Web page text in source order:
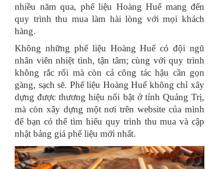
nhiều năm qua, phế liệu Hoàng Huế mang đến
quy trình thu mua làm hài lòng với mọi khách
hàng.
Không những phế liệu Hoàng Huế có đội ngũ
nhân viên nhiệt tình, tận tâm; cùng với quy trình
không rắc rối mà còn cả công tác hậu cần gọn
gàng, sạch sẽ. Phế liệu Hoàng Huế không chỉ xây
dựng được thương hiệu nổi bật ở tỉnh Quảng Trị,
mà còn xây dựng một nơi trên website của mình
để bạn có thể tìm hiểu quy trình thu mua và cập
nhật bảng giá phế liệu mới nhất.